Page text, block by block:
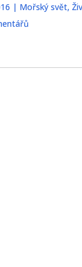
| Mořský svět,